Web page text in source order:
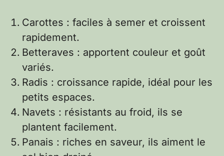
Carottes : faciles à semer et croissent
rapidement.
Betteraves : apportent couleur et goût
variés.
Radis : croissance rapide, idéal pour les
petits espaces.
Navets : résistants au froid, ils se
plantent facilement.
Panais : riches en saveur, ils aiment le